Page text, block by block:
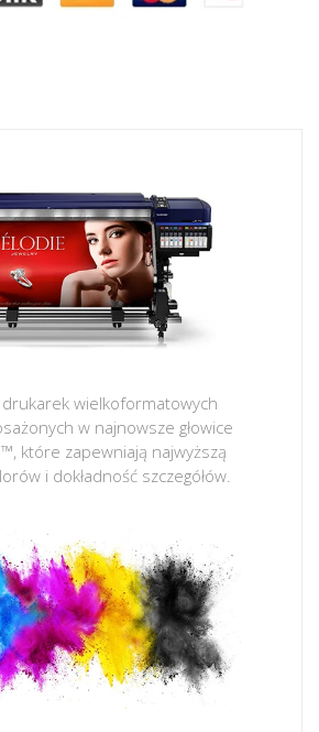
drukarek wielkoformatowych
w najnowsze głowice
które zapewniają najwyższą
i dokładność szczegółów.